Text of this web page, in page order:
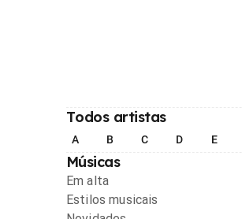
Todos artistas
A B C D E
Músicas
Em alta
Estilos musicais